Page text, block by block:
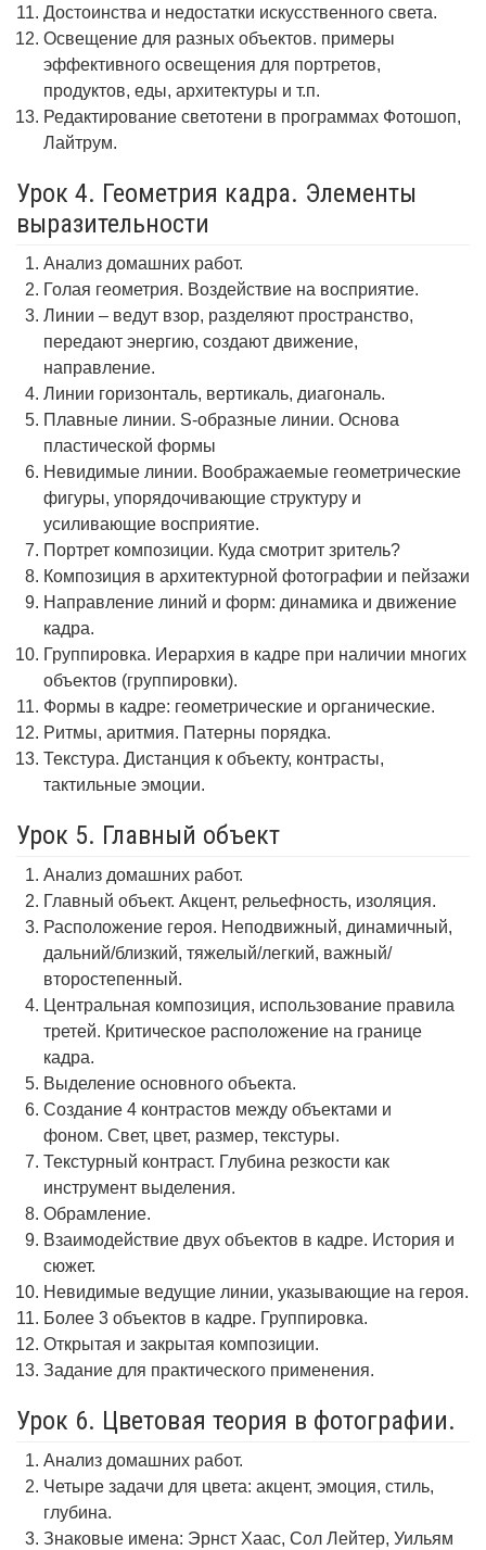
Достоинства и недостатки искусственного света.
Освещение для разных объектов. примеры
эффективного освещения для портретов,
продуктов, еды, архитектуры и т.п.
Редактирование светотени в программах Фотошоп,
Лайтрум.
Урок 4. Геометрия кадра. Элементы
выразительности
Анализ домашних работ.
Голая геометрия. Воздействие на восприятие.
Линии – ведут взор, разделяют пространство,
передают энергию, создают движение,
направление.
Линии горизонталь, вертикаль, диагональ.
Плавные линии. S-образные линии. Основа
пластической формы
Невидимые линии. Воображаемые геометрические
фигуры, упорядочивающие структуру и
усиливающие восприятие.
Портрет композиции. Куда смотрит зритель?
Композиция в архитектурной фотографии и пейзажи
Направление линий и форм: динамика и движение
кадра.
Группировка. Иерархия в кадре при наличии многих
объектов (группировки).
Формы в кадре: геометрические и органические.
Ритмы, аритмия. Патерны порядка.
Текстура. Дистанция к объекту, контрасты,
тактильные эмоции.
Урок 5. Главный объект
Анализ домашних работ.
Главный объект. Акцент, рельефность, изоляция.
Расположение героя. Неподвижный, динамичный,
дальний/близкий, тяжелый/легкий, важный/
второстепенный.
Центральная композиция, использование правила
третей. Критическое расположение на границе
кадра.
Выделение основного объекта.
Создание 4 контрастов между объектами и
фоном. Свет, цвет, размер, текстуры.
Текстурный контраст. Глубина резкости как
инструмент выделения.
Обрамление.
Взаимодействие двух объектов в кадре. История и
сюжет.
Невидимые ведущие линии, указывающие на героя.
Более 3 объектов в кадре. Группировка.
Открытая и закрытая композиции.
Задание для практического применения.
Урок 6. Цветовая теория в фотографии.
Анализ домашних работ.
Четыре задачи для цвета: акцент, эмоция, стиль,
глубина.
Знаковые имена: Эрнст Хаас, Сол Лейтер, Уильям